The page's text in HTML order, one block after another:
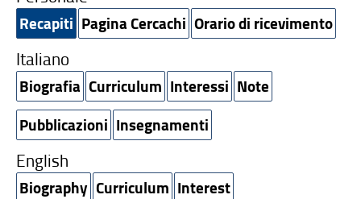
Recapiti Pagina Cercachi Orario di ricevimento
Italiano
Biografia Curriculum Interessi Note
Pubblicazioni Insegnamenti
English
Biography Curriculum Interest